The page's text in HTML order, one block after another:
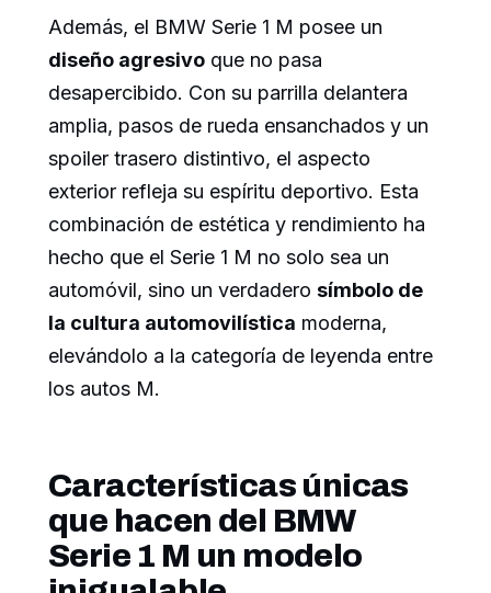
Además, el BMW Serie 1 M posee un
diseño agresivo que no pasa
desapercibido. Con su parrilla delantera
amplia, pasos de rueda ensanchados y un
spoiler trasero distintivo, el aspecto
exterior refleja su espíritu deportivo. Esta
combinación de estética y rendimiento ha
hecho que el Serie 1 M no solo sea un
automóvil, sino un verdadero símbolo de
la cultura automovilística moderna,
elevándolo a la categoría de leyenda entre
los autos M.
Características únicas
que hacen del BMW
Serie 1 M un modelo